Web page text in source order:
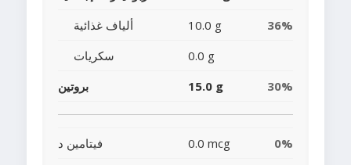
ألياف غذائية
10.0 g
36%
سكريات
0.0 g
بروتين
15.0 g 30%
فيتامين د 0.0 mcg
0%